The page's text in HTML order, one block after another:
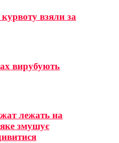
взяли за
вирубують
лежать на
змушує